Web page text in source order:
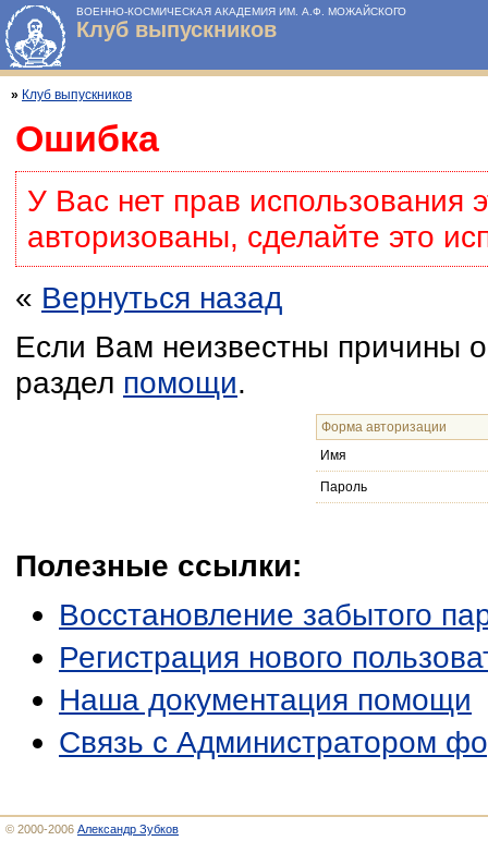
ВОЕННО-КОСМИЧЕСКАЯ АКАДЕМИЯ ИМ. А.Ф. МОЖАЙСКОГО
Клуб выпускников
» Клуб выпускников
Ошибка
У Вас нет прав использования
авторизованы, сделайте это
« Вернуться назад
Если Вам неизвестны причины
раздел помощи.
Форма авторизации
Имя
Пароль
Полезные ссылки:
Восстановление забытого
Регистрация нового
Наша документация помощи
Связь с Администратором
© 2000-2006 Александр Зубков